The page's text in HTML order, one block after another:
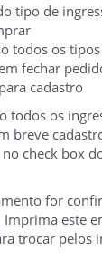
tipo de
todos os
fechar
cadastro
todos os
breve
check box
for
este
trocar pelos